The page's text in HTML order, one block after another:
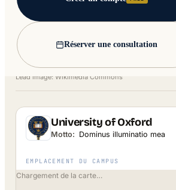
Réserver une consultation
Lead image: Wikimedia Commons
University of Oxford
Motto: Dominus illuminatio mea
EMPLACEMENT DU CAMPUS
Chargement de la carte…